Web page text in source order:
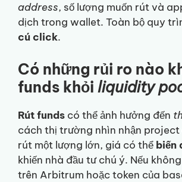
address, số lượng muốn rút và
dịch trong wallet. Toàn bộ quy
cú click.
Có những rủi ro nào
funds khỏi liquidity
Rút funds có thể ảnh hưởng đến
cách thị trường nhìn nhận project
rút một lượng lớn, giá có thể biến
khiến nhà đầu tư chú ý. Nếu
trên Arbitrum hoặc token của